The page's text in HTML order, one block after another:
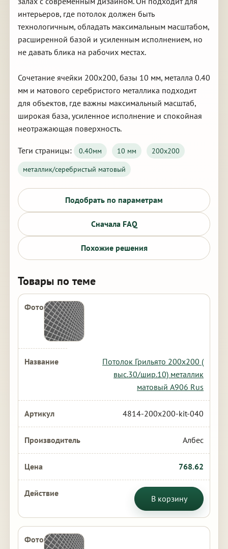
интерьеров, где потолок должен быть
технологичным, обладать максимальным масштабом,
расширенной базой и усиленным исполнением, но
не давать блика на рабочих местах.
Сочетание ячейки 200х200, базы 10 мм, металла 0.40
мм и матового серебристого металлика подходит
для объектов, где важны максимальный масштаб,
широкая база, усиленное исполнение и спокойная
неотражающая поверхность.
Теги страницы: 0.40мм 10 мм
200х200
металлик/серебристый матовый
Подобрать по параметрам
Сначала FAQ
Похожие решения
Товары по теме
Потолок Грильято 200х200 (
выс.30/шир.10) металлик
матовый А906 Rus
4814-200x200-kit-040
Албес
768.62
В корзину